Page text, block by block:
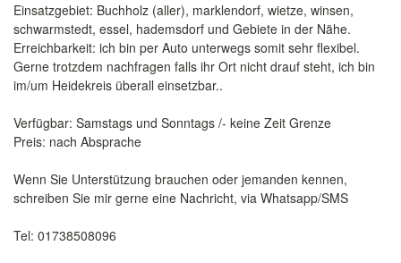
Einsatzgebiet: Buchholz (aller), marklendorf, wietze, winsen,
schwarmstedt, essel, hademsdorf und Gebiete in der Nähe.
Erreichbarkeit: ich bin per Auto unterwegs somit sehr flexibel.
Gerne trotzdem nachfragen falls ihr Ort nicht drauf steht, ich bin
im/um Heidekreis überall einsetzbar..
Verfügbar: Samstags und Sonntags /- keine Zeit Grenze
Preis: nach Absprache
Wenn Sie Unterstützung brauchen oder jemanden kennen,
schreiben Sie mir gerne eine Nachricht, via Whatsapp/SMS
Tel: 01738508096